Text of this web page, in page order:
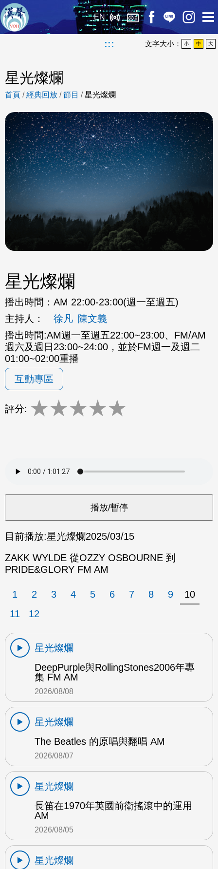
EN
::: 文字大小： 小 中 大
星光燦爛
首頁 /經典回放 /節目 /星光燦爛
星光燦爛
播出時間： AM 22:00-23:00(週一至週五)
主持人：
徐凡 陳文義
播出時間:AM週一至週五22:00~23:00、FM/AM
週六及週日23:00~24:00，並於FM週一及週二
01:00~02:00重播
互動專區
評分: ★★★★★
目前播放:星光燦爛2025/03/15
ZAKK WYLDE 從OZZY OSBOURNE 到
PRIDE&GLORY FM AM
1 2 3 4 5 6 7 8 9
10
11
12
星光燦爛
DeepPurple與RollingStones2006年專
集 FM AM
2026/08/08
星光燦爛
The Beatles 的原唱與翻唱 AM
2026/08/07
星光燦爛
長笛在1970年英國前衛搖滾中的運用
AM
2026/08/05
星光燦爛